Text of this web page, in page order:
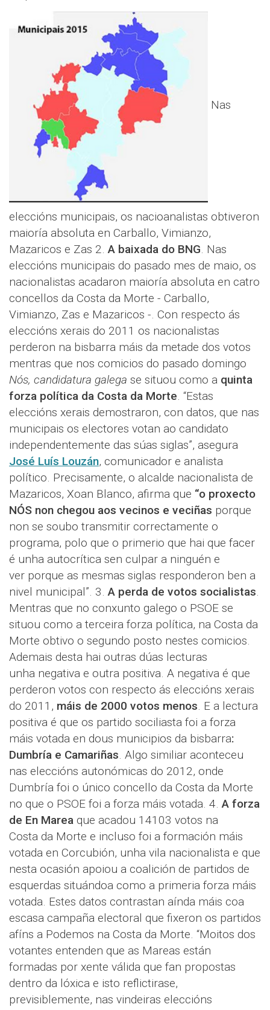
Nas
eleccións municipais, os nacioanalistas obtiveron
maioría absoluta en Carballo, Vimianzo,
Mazaricos e Zas 2.A baixada do BNG. Nas
eleccións municipais do pasado mes de maio, os
nacionalistas acadaron maioría absoluta en catro
concellos da Costa da Morte - Carballo,
Vimianzo, Zas e Mazaricos -. Con respecto ás
eleccións xerais do 2011 os nacionalistas
perderon na bisbarra máis da metade dos votos
mentras que nos comicios do pasado domingo
Nós, candidatura galega se situou como a quinta
forza política da Costa da Morte. “Estas
eleccións xerais demostraron, con datos, que nas
municipais os electores votan ao candidato
independentemente das súas siglas”, asegura
José Luís Louzán, comunicador e analista
político. Precisamente, o alcalde nacionalista de
Mazaricos, Xoan Blanco, afirma que “o proxecto
NÓS non chegou aos vecinos e veciñas porque
non se soubo transmitir correctamente o
programa, polo que o primerio que hai que facer
é unha autocrítica sen culpar a ninguén e
ver porque as mesmas siglas responderon ben a
nivel municipal”. 3. A perda de votos socialistas.
Mentras que no conxunto galego o PSOE se
situou como a terceira forza política, na Costa da
Morte obtivo o segundo posto nestes comicios.
Ademais desta hai outras dúas lecturas
unha negativa e outra positiva. A negativa é que
perderon votos con respecto ás eleccións xerais
do 2011, máis de 2000 votos menos. E a lectura
positiva é que os partido sociliasta foi a forza
máis votada en dous municipios da bisbarra:
Dumbría e Camariñas. Algo similiar aconteceu
nas eleccións autonómicas do 2012, onde
Dumbría foi o único concello da Costa da Morte
no que o PSOE foi a forza máis votada. 4.A forza
de En Marea que acadou 14103 votos na
Costa da Morte e incluso foi a formación máis
votada en Corcubión, unha vila nacionalista e que
nesta ocasión apoiou a coalición de partidos de
esquerdas situándoa como a primeria forza máis
votada. Estes datos contrastan aínda máis coa
escasa campaña electoral que fixeron os partidos
afíns a Podemos na Costa da Morte. “Moitos dos
votantes entenden que as Mareas están
formadas por xente válida que fan propostas
dentro da lóxica e isto reflictirase,
previsiblemente, nas vindeiras eleccións